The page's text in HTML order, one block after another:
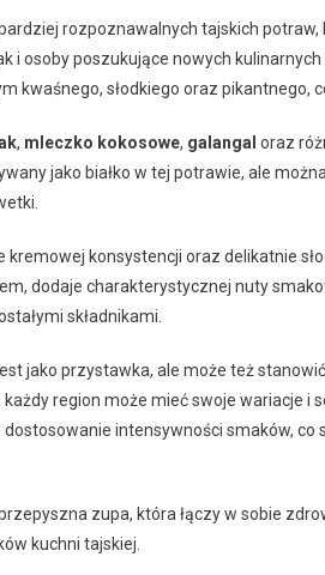
rozpoznawalnych tajskich
i osoby poszukujące nowych
kwaśnego, słodkiego oraz
, mleczko kokosowe, galangal oraz
jako białko w tej potrawie, ale
kremowej konsystencji oraz delikatnie
dodaje charakterystycznej nuty
składnikami.
jako przystawka, ale może też
każdy region może mieć swoje wariacje
intensywności smaków,
zupa, która łączy w sobie
kuchni tajskiej.